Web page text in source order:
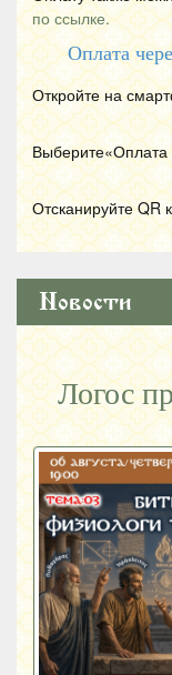
по ссылке.
Оплата
Откройте на
Выберите«Оплата
Отсканируйте QR
Новости
Логос